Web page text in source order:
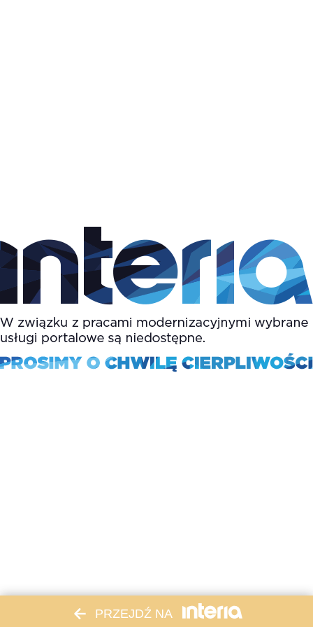
PRZEJDŹ NA